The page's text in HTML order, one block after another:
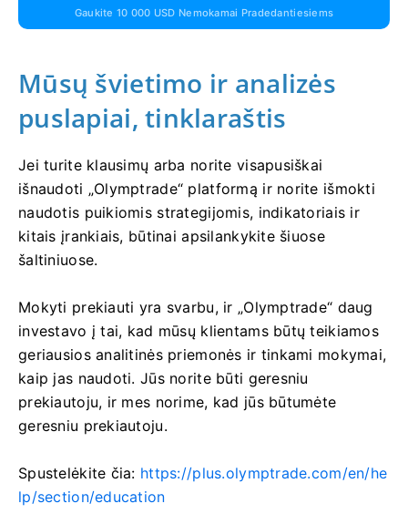
Gaukite 10 000 USD Nemokamai Pradedantiesiems
Mūsų švietimo ir analizės
puslapiai, tinklaraštis
Jei turite klausimų arba norite visapusiškai
išnaudoti „Olymptrade“ platformą ir norite išmokti
naudotis puikiomis strategijomis, indikatoriais ir
kitais įrankiais, būtinai apsilankykite šiuose
šaltiniuose.
Mokyti prekiauti yra svarbu, ir „Olymptrade“ daug
investavo į tai, kad mūsų klientams būtų teikiamos
geriausios analitinės priemonės ir tinkami mokymai,
kaip jas naudoti. Jūs norite būti geresniu
prekiautoju, ir mes norime, kad jūs būtumėte
geresniu prekiautoju.
Spustelėkite čia: https://plus.olymptrade.com/en/he
lp/section/education